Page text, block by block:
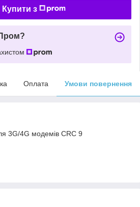
Купити з
Оплата Умови повернення
3G/4G модемів CRC 9